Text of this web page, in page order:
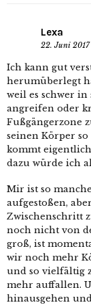
Lexa
22. Juni 2017
Ich kann gut
herumüberlegt
weil es schwer
angreifen oder
Fußgängerzone
seinen Körper
kommt
dazu würde ich
Mir ist so
aufgestoßen,
Zwischenschritt
noch nicht von
groß, ist
wir noch mehr
und so vielfältig
mehr auffallen.
hinausgehen